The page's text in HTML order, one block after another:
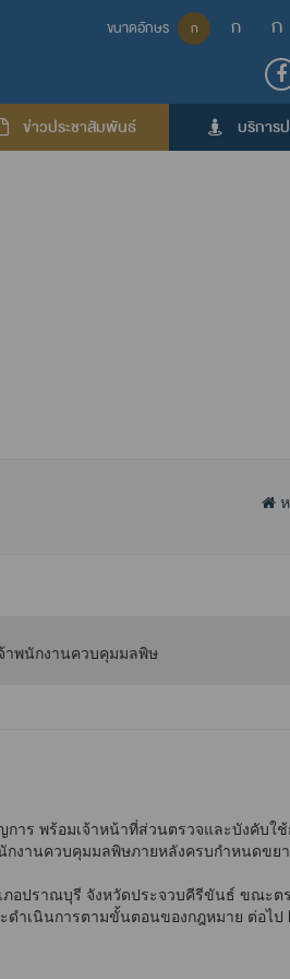
ขนาดอักษร ก ก ก
ข่าวประชาสัมพันธ์ บริการ
ร พร้อมเจ้าหน้าที่ส่วนตรวจและบังคับใ
านควบคุมมลพิษภายหลังครบกำหนดขยา
อปราณบุรี จังหวัดประจวบคีรีขันธ์ ขณะ
ดำเนินการตามขั้นตอนของกฎหมาย ต่อไป